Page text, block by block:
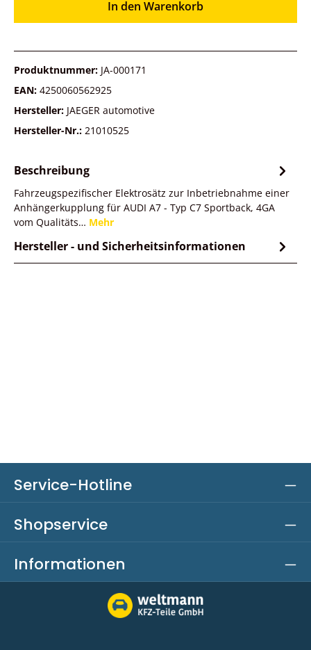
In den Warenkorb
Produktnummer: JA-000171
EAN: 4250060562925
Hersteller: JAEGER automotive
Hersteller-Nr.: 21010525
Beschreibung
Fahrzeugspezifischer Elektrosätz zur Inbetriebnahme einer
Anhängerkupplung für AUDI A7 - Typ C7 Sportback, 4GA
vom Qualitäts… Mehr
Hersteller - und Sicherheitsinformationen
Service-Hotline
Shopservice
Informationen